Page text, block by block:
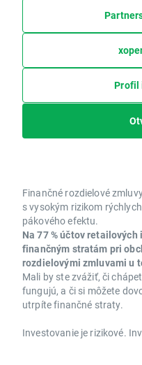
Profil
Finančné rozdielové
s vysokým rizikom
pákového efektu.
Na 77 % účtov
finančným stratám pri
rozdielovými zmluvami u
Mali by ste zvážiť, či
fungujú, a či si môžete
utrpíte finančné straty.
Investovanie je rizikové.